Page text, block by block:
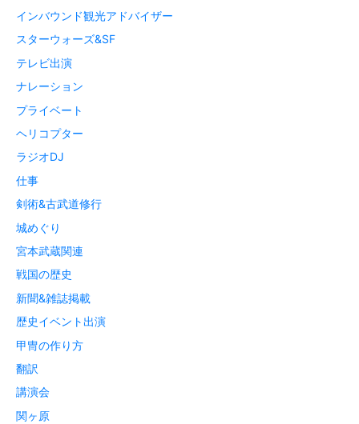
インバウンド観光アドバイザー
スターウォーズ&SF
テレビ出演
ナレーション
プライベート
ヘリコプター
ラジオDJ
仕事
剣術&古武道修行
城めぐり
宮本武蔵関連
戦国の歴史
新聞&雑誌掲載
歴史イベント出演
甲冑の作り方
翻訳
講演会
関ヶ原